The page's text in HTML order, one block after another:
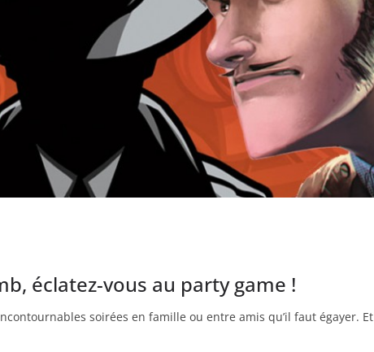
éclatez-vous au party game !
soirées en famille ou entre amis qu’il faut égayer. Et